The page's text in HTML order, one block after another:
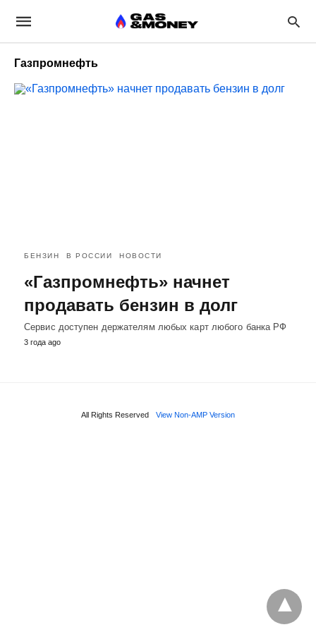
Газпромнефть
БЕНЗИН В РОССИИ НОВОСТИ
«Газпромнефть» начнет
продавать бензин в долг
Сервис доступен держателям любых карт любого банка РФ
3 года ago
All Rights Reserved View Non-AMP Version